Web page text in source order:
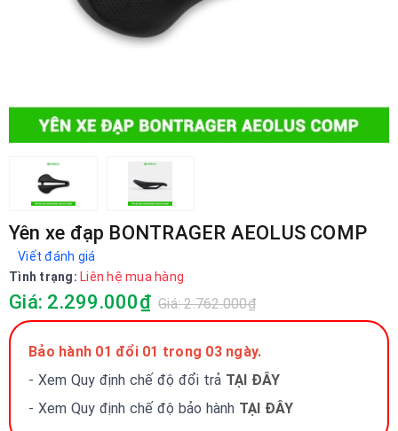
Yên xe đạp BONTRAGER AEOLUS COMP
Viết đánh giá
Tình trạng: Liên hệ mua hàng
Giá: 2.299.000₫ Giá: 2.762.000₫
Bảo hành 01 đổi 01 trong 03 ngày.
- Xem Quy định chế độ đổi trả TẠI ĐÂY
- Xem Quy định chế độ bảo hành TẠI ĐÂY